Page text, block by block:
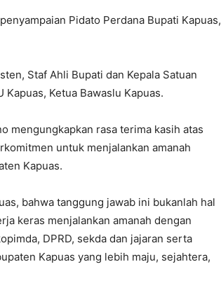
Pidato Perdana Bupati Kapuas,
Staf Ahli Bupati dan Kepala Satuan
Kapuas, Ketua Bawaslu Kapuas.
mengungkapkan rasa terima kasih atas
untuk menjalankan amanah
Kapuas.
bahwa tanggung jawab ini bukanlah hal
keras menjalankan amanah dengan
DPRD, sekda dan jajaran serta
Kapuas yang lebih maju, sejahtera,